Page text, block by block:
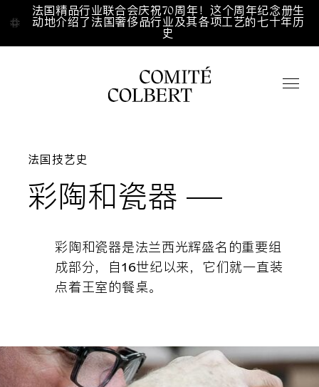
Aller directement au contenu
法国精品行业联合会庆祝70周年！这个周年纪念册生
动地介绍了法国奢侈品行业及其各项工艺的七十年历
史
点击搜索
关于我们
历史
我们的成员
法国精品行业联合会庆祝70周年！这个周年纪念册生
动地介绍了法国奢侈品行业及其各项工艺的七十年历
史
法国技艺史
彩陶和瓷器
彩陶和瓷器是法兰西光辉盛名的重要组
成部分，自16世纪以来，它们就一直装
点着王室的餐桌。